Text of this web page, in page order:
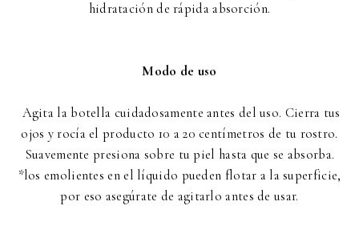
hidratación de rápida absorción.
Modo de uso
Agita la botella cuidadosamente antes del uso. Cierra tus
ojos y rocía el producto 10 a 20 centímetros de tu rostro.
Suavemente presiona sobre tu piel hasta que se absorba.
*los emolientes en el líquido pueden flotar a la superficie,
por eso asegúrate de agitarlo antes de usar.